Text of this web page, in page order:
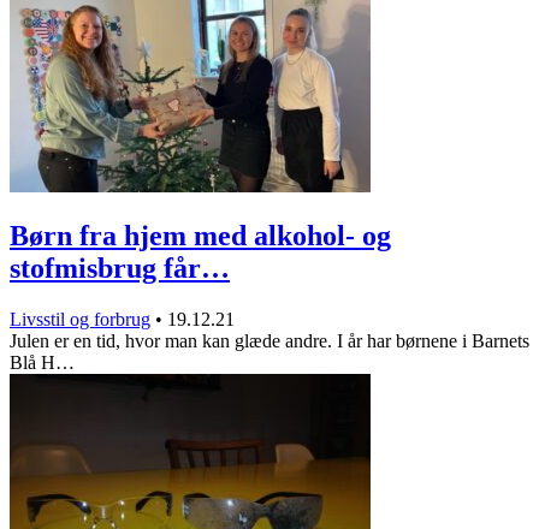
Børn fra hjem med alkohol- og
stofmisbrug får…
Livsstil og forbrug • 19.12.21
Julen er en tid, hvor man kan glæde andre. I år har børnene i Barnets
Blå H…